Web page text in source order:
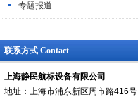
专题报道
联系方式 Contact
上海静民航标设备有限公司
地址：上海市浦东新区周市路416号